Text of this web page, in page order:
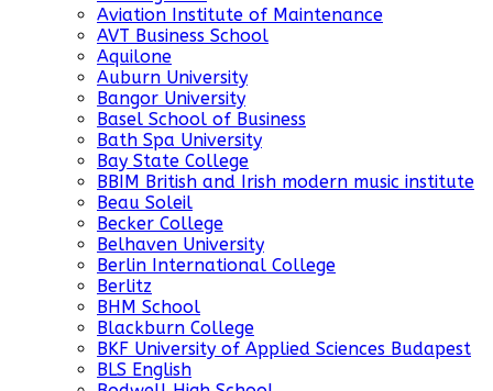
Aviation Institute of Maintenance
AVT Business School
Aquilone
Auburn University
Bangor University
Basel School of Business
Bath Spa University
Bay State College
BBIM British and Irish modern music institute
Beau Soleil
Becker College
Belhaven University
Berlin International College
Berlitz
BHM School
Blackburn College
BKF University of Applied Sciences Budapest
BLS English